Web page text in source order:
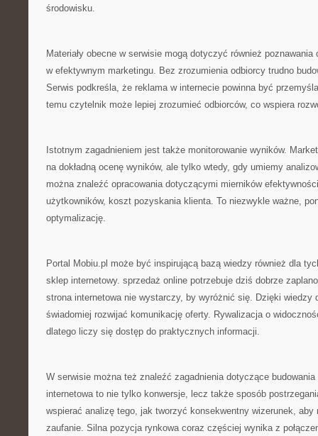
środowisku.
Materiały obecne w serwisie mogą dotyczyć również
w efektywnym marketingu. Bez zrozumienia odbiorcy trudno
Serwis podkreśla, że reklama w internecie powinna być
temu czytelnik może lepiej zrozumieć odbiorców, co wspiera
Istotnym zagadnieniem jest także monitorowanie wyników.
na dokładną ocenę wyników, ale tylko wtedy, gdy umiemy
można znaleźć opracowania dotyczącymi mierników
użytkowników, koszt pozyskania klienta. To niezwykle ważne,
optymalizację.
Portal Mobiu.pl może być inspirującą bazą wiedzy również dla
sklep internetowy. sprzedaż online potrzebuje dziś dobrze
strona internetowa nie wystarczy, by wyróżnić się. Dzięki wiedzy
świadomiej rozwijać komunikację oferty. Rywalizacja o
dlatego liczy się dostęp do praktycznych informacji.
W serwisie można też znaleźć zagadnienia dotyczące
internetowa to nie tylko konwersje, lecz także sposób
wspierać analizę tego, jak tworzyć konsekwentny wizerunek, aby
zaufanie. Silna pozycja rynkowa coraz częściej wynika z